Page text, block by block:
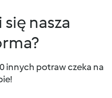
nasza
innych potraw czeka na